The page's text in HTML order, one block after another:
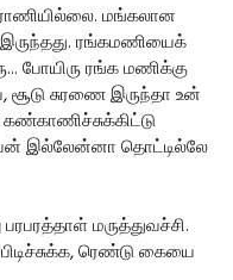
மங்கலான
ரங்கமணியைக்
போயிரு ரங்க மணிக்கு
சூடு சுரணை இருந்தா உன்
கண்காணிச்சுக்கிட்டு
இல்லேன்னா தொட்டில்லே
மருத்துவச்சி.
ரெண்டு கையை